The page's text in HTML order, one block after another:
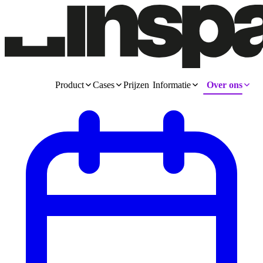
Product Cases Prijzen Informatie Over ons